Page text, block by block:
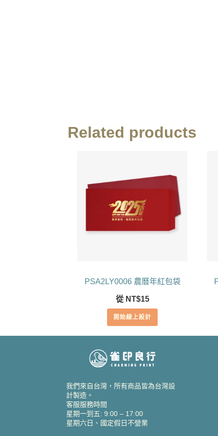
Related products
PSA2LY0006 農曆年紅包袋
從 NT$15
開始線上設計
我們來自台灣，所有商品皆為台灣設
計製造。
客服服務時間
星期一到五: 9:00 – 17:00
星期六日、國定假日不營業